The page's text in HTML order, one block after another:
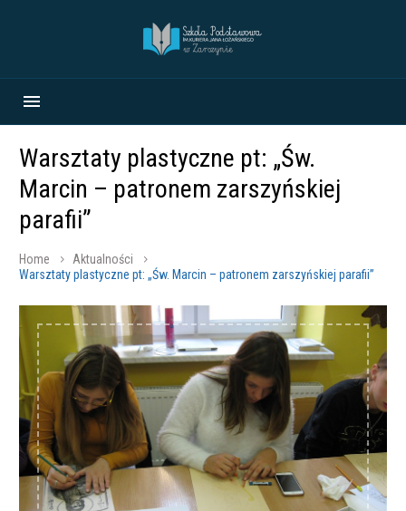
Warsztaty plastyczne pt: „Św.
Marcin – patronem zarszyńskiej
parafii”
Home
Aktualności
Warsztaty plastyczne pt: „Św. Marcin – patronem zarszyńskiej parafii”